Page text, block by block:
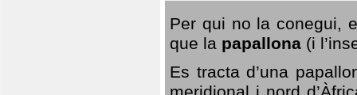
Per qui no la conegui,
que la papallona (i
Es tracta d’una